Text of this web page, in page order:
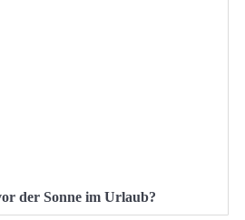
der Sonne im Urlaub?